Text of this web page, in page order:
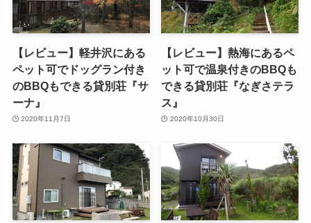
【レビュー】軽井沢にある
ペット可でドッグラン付き
のBBQもできる貸別荘『サ
ーナ』
2020年11月7日
【レビュー】熱海にあるペ
ット可で温泉付きのBBQも
できる貸別荘『なぎさテラ
ス』
2020年10月30日